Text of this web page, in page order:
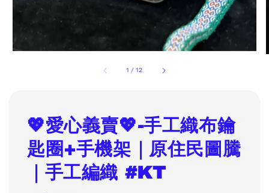
1 /12
💖愛心義賣💖-手工織布鑰
匙圈+手機架｜原住民圖騰
｜手工編織 #KT